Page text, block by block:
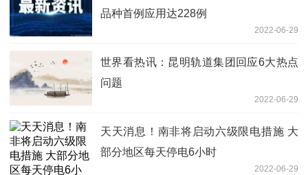
品种首例应用达228例
2022-06-29
世界看热讯：昆明轨道集团回应6大热点
问题
2022-06-29
天天消息！南非将启动六级限电措施 大
部分地区每天停电6小时
2022-06-29